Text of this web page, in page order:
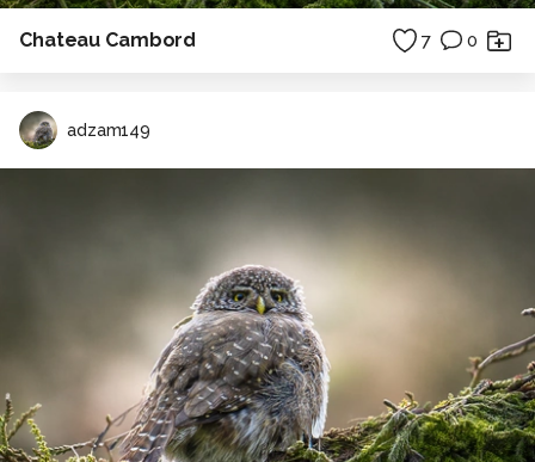
Chateau Cambord 7 0
adzam149